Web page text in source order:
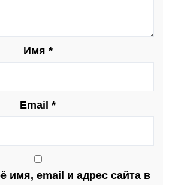
Имя *
Email *
имя, email и адрес сайта в